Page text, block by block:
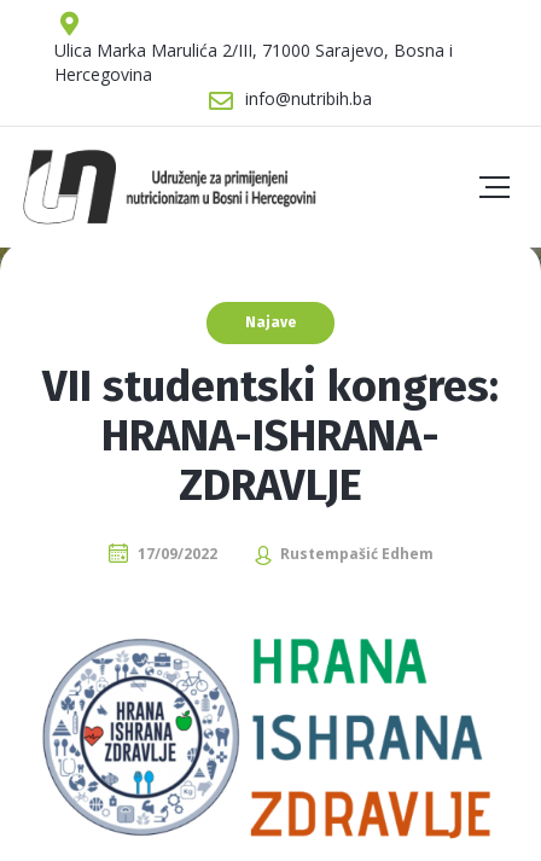
Ulica Marka Marulića 2/III, 71000 Sarajevo, Bosna i
Hercegovina
info@nutribih.ba
Najave
VII studentski kongres:
HRANA-ISHRANA-
ZDRAVLJE
17/09/2022 Rustempašić Edhem